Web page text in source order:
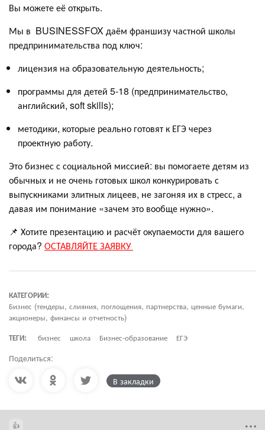
Вы можете её открыть.
Мы в BUSINESSFOX даём франшизу частной школы
предпринимательства под ключ:
лицензия на образовательную деятельность;
программы для детей 5-18 (предпринимательство,
английский, soft skills);
методики, которые реально готовят к ЕГЭ через
проектную работу.
Это бизнес с социальной миссией: вы помогаете детям из
обычных и не очень готовых школ конкурировать с
выпускниками элитных лицеев, не загоняя их в стресс, а
давая им понимание «зачем это вообще нужно».
📌 Хотите презентацию и расчёт окупаемости для вашего
города? ОСТАВЛЯЙТЕ ЗАЯВКУ
КАТЕГОРИИ:
Бизнес (тендеры, слияния, поглощения, партнерства, ценные бумаги,
акционеры, финансы и отчетность)
ТЕГИ:
бизнес школа Бизнес-образование ЕГЭ
Поделиться:
В закладки